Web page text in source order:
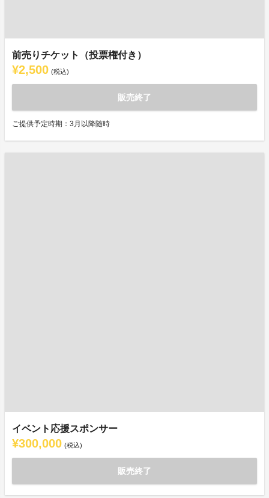
前売りチケット（投票権付き）
¥2,500 (税込)
販売終了
ご提供予定時期：3月以降随時
イベント応援スポンサー
¥300,000 (税込)
販売終了